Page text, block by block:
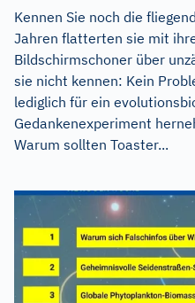
Kennen Sie noch die
Jahren flatterten sie mit
Bildschirmschoner über
sie nicht kennen: Kein
lediglich für ein
Gedankenexperiment
Warum sollten Toaster...